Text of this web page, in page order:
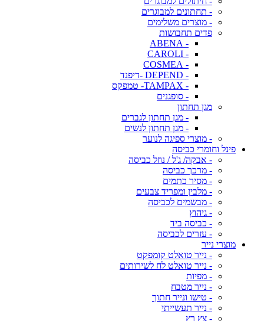
- תחתונים למבוגרים
- מוצרים משלימים
פדים תחבושות
- ABENA
- CAROLI
- COSMEA
- DEPEND -דיפנד
- TAMPAX- טמפקס
- סופגנים
מגן תחתון
- מגן תחתון לגברים
- מגן תחתון לנשים
- מוצרי ספיגה לנוער
פינל וחומרי כביסה
- אבקה/ ג'ל / נוזל כביסה
- מרכך כביסה
- מסיר כתמים
- מלבין ומפריד צבעים
- מבשמים לכביסה
- גיהוץ
- כביסה ביד
- עזרים לכביסה
מוצרי נייר
- נייר טואלט קומפקט
- נייר טואלט לח לשירותים
- מפיות
- נייר מטבח
- טישו ונייר חתוך
- נייר תעשייתי
- צץ רץ